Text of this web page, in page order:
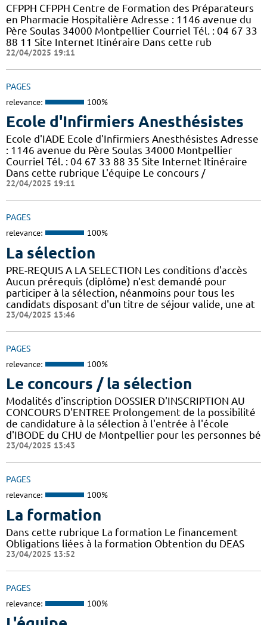
CFPPH CFPPH Centre de Formation des Préparateurs
en Pharmacie Hospitalière Adresse : 1146 avenue du
Père Soulas 34000 Montpellier Courriel Tél. : 04 67 33
88 11 Site Internet Itinéraire Dans cette rub
22/04/2025 19:11
PAGES
relevance: 100%
Ecole d'Infirmiers Anesthésistes
Ecole d'IADE Ecole d'Infirmiers Anesthésistes Adresse
: 1146 avenue du Père Soulas 34000 Montpellier
Courriel Tél. : 04 67 33 88 35 Site Internet Itinéraire
Dans cette rubrique L'équipe Le concours /
22/04/2025 19:11
PAGES
relevance: 100%
La sélection
PRE-REQUIS A LA SELECTION Les conditions d'accès
Aucun prérequis (diplôme) n'est demandé pour
participer à la sélection, néanmoins pour tous les
candidats disposant d'un titre de séjour valide, une at
23/04/2025 13:46
PAGES
relevance: 100%
Le concours / la sélection
Modalités d'inscription DOSSIER D'INSCRIPTION AU
CONCOURS D'ENTREE Prolongement de la possibilité
de candidature à la sélection à l'entrée à l'école
d'IBODE du CHU de Montpellier pour les personnes bé
23/04/2025 13:43
PAGES
relevance: 100%
La formation
Dans cette rubrique La formation Le financement
Obligations liées à la formation Obtention du DEAS
23/04/2025 13:52
PAGES
relevance: 100%